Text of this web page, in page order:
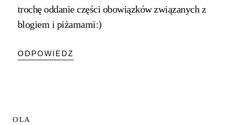
trochę oddanie części obowiązków związanych z
blogiem i piżamami:)
ODPOWIEDZ
OLA